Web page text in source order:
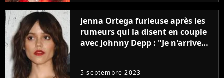
Jenna Ortega furieuse après les
rumeurs qui la disent en couple
avec Johnny Depp : "Je n'arrive
5 septembre 2023